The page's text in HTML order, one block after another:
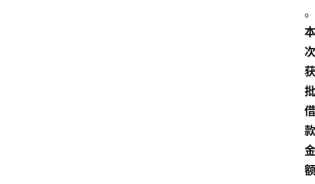
。
本
次
获
批
借
款
金
额